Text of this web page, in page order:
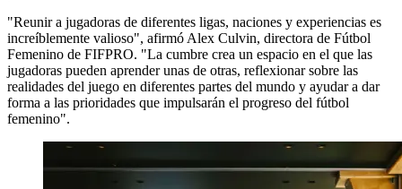
"Reunir a jugadoras de diferentes ligas, naciones y experiencias es
increíblemente valioso", afirmó Alex Culvin, directora de Fútbol
Femenino de FIFPRO. "La cumbre crea un espacio en el que las
jugadoras pueden aprender unas de otras, reflexionar sobre las
realidades del juego en diferentes partes del mundo y ayudar a dar
forma a las prioridades que impulsarán el progreso del fútbol
femenino".